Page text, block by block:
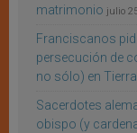
matrimonio julio
Franciscanos
persecución de
no sólo) en
Sacerdotes
obispo (y